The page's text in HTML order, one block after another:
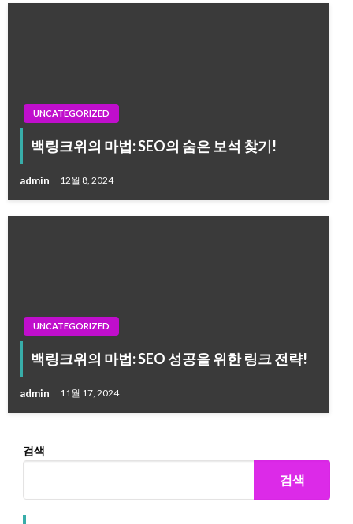
UNCATEGORIZED
백링크위의 마법: SEO의 숨은 보석 찾기!
admin 12월 8, 2024
UNCATEGORIZED
백링크위의 마법: SEO 성공을 위한 링크 전략!
admin 11월 17, 2024
검색
검색